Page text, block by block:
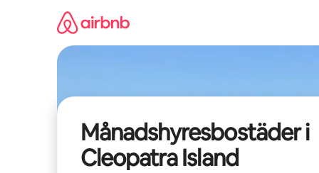
Månadshyresbostäder i
Cleopatra Island